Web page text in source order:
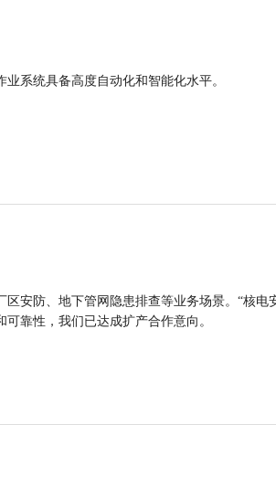
系统具备高度自动化和智能化水平。
安防、地下管网隐患排查等业务场景。“核电
靠性，我们已达成扩产合作意向。